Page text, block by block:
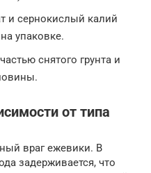
и сернокислый калий
упаковке.
снятого грунта и
от типа
враг ежевики. В
задерживается, что